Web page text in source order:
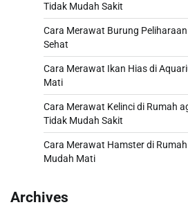
Tidak Mudah Sakit
Cara Merawat Burung
Sehat
Cara Merawat Ikan Hias di
Mati
Cara Merawat Kelinci di Rumah
Tidak Mudah Sakit
Cara Merawat Hamster di
Mudah Mati
Archives